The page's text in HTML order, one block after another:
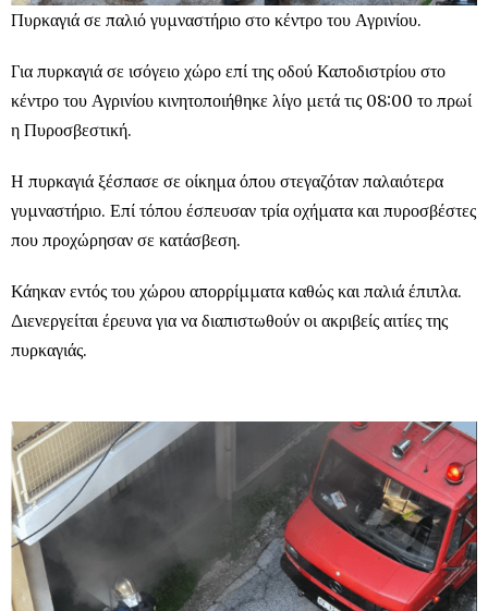
Πυρκαγιά σε παλιό γυμναστήριο στο κέντρο του Αγρινίου.
Για πυρκαγιά σε ισόγειο χώρο επί της οδού Καποδιστρίου στο
κέντρο του Αγρινίου κινητοποιήθηκε λίγο μετά τις 08:00 το πρωί
η Πυροσβεστική.
Η πυρκαγιά ξέσπασε σε οίκημα όπου στεγαζόταν παλαιότερα
γυμναστήριο. Επί τόπου έσπευσαν τρία οχήματα και πυροσβέστες
που προχώρησαν σε κατάσβεση.
Κάηκαν εντός του χώρου απορρίμματα καθώς και παλιά έπιπλα.
Διενεργείται έρευνα για να διαπιστωθούν οι ακριβείς αιτίες της
πυρκαγιάς.